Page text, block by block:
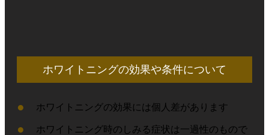
ホワイトニングの効果や条件について
ホワイトニングの効果には個人差があります
ホワイトニング時のしみる症状は一過性のもので